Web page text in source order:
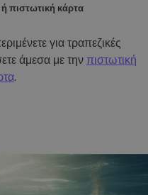
πιστωτική κάρτα
για τραπεζικές
άμεσα με τηνπιστωτική
.